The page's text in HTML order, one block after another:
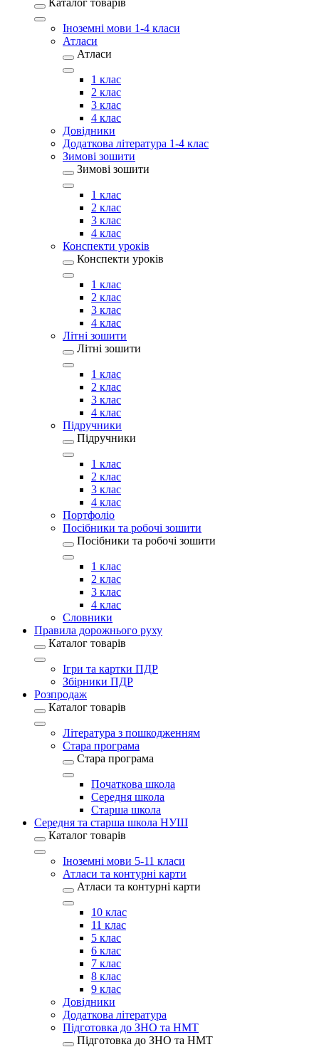
Каталог товарів
Іноземні мови 1-4 класи
Атласи
Атласи
1 клас
2 клас
3 клас
4 клас
Довідники
Додаткова література 1-4 клас
Зимові зошити
Зимові зошити
1 клас
2 клас
3 клас
4 клас
Конспекти уроків
Конспекти уроків
1 клас
2 клас
3 клас
4 клас
Літні зошити
Літні зошити
1 клас
2 клас
3 клас
4 клас
Підручники
Підручники
1 клас
2 клас
3 клас
4 клас
Портфоліо
Посібники та робочі зошити
Посібники та робочі зошити
1 клас
2 клас
3 клас
4 клас
Словники
Правила дорожнього руху
Каталог товарів
Ігри та картки ПДР
Збірники ПДР
Розпродаж
Каталог товарів
Література з пошкодженням
Стара програма
Стара програма
Початкова школа
Середня школа
Старша школа
Середня та старша школа НУШ
Каталог товарів
Іноземні мови 5-11 класи
Атласи та контурні карти
Атласи та контурні карти
10 клас
11 клас
5 клас
6 клас
7 клас
8 клас
9 клас
Довідники
Додаткова література
Підготовка до ЗНО та НМТ
Підготовка до ЗНО та НМТ